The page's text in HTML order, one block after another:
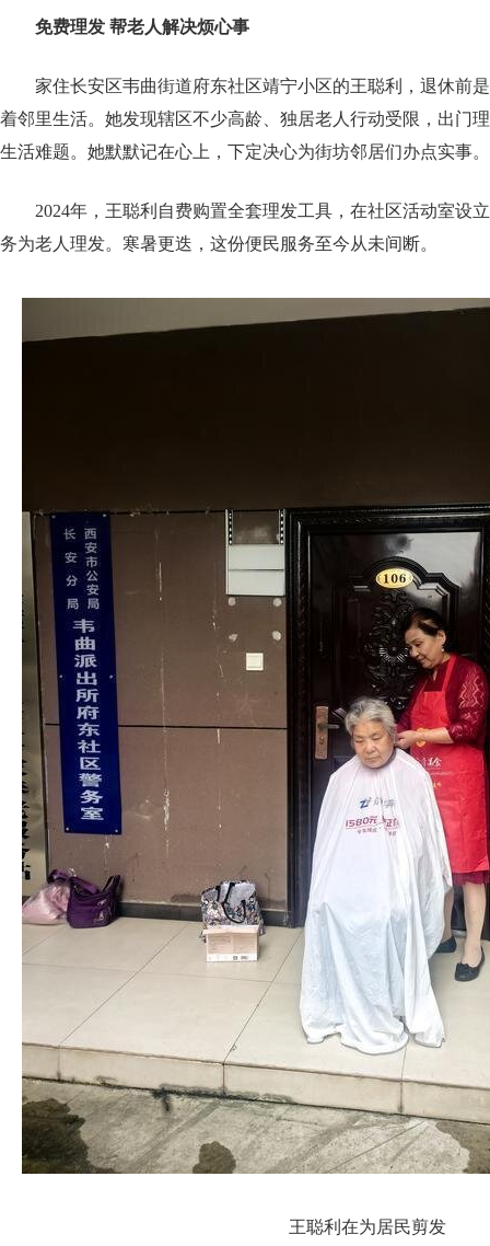
免费理发 帮老人解决烦心事
家住长安区韦曲街道府东社区靖宁小区的王聪利，退休前
着邻里生活。她发现辖区不少高龄、独居老人行动受限，出门
生活难题。她默默记在心上，下定决心为街坊邻居们办点实事。
2024年，王聪利自费购置全套理发工具，在社区活动室设
务为老人理发。寒暑更迭，这份便民服务至今从未间断。
王聪利在为居民剪发